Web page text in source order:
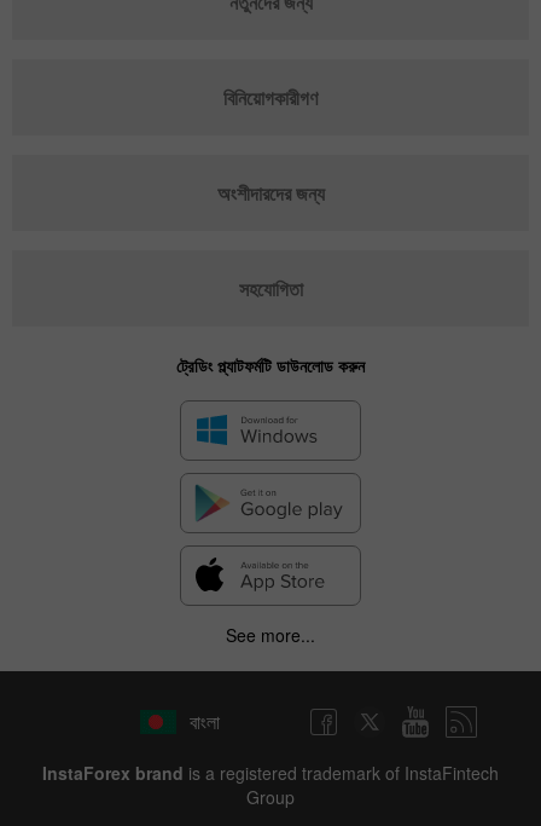
বিনিয়োগকারীগণ
অংশীদারদের জন্য
সহযোগিতা
ট্রেডিং প্ল্যাটফর্মটি ডাউনলোড করুন
See more...
বাংলা
InstaForex brand is a registered trademark of InstaFintech
Group